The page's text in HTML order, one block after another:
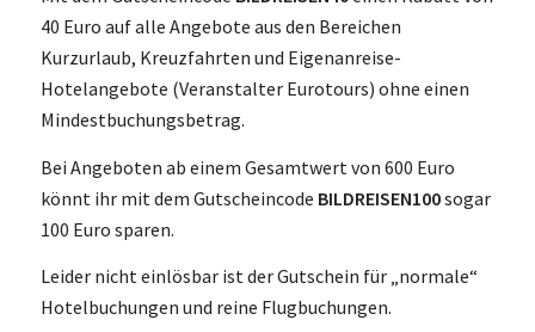
40 Euro auf alle Angebote aus den Bereichen
Kurzurlaub, Kreuzfahrten und Eigenanreise-
Hotelangebote (Veranstalter Eurotours) ohne einen
Mindestbuchungsbetrag.
Bei Angeboten ab einem Gesamtwert von 600 Euro
könnt ihr mit dem Gutscheincode BILDREISEN100sogar
100 Euro sparen.
Leider nicht einlösbar ist der Gutschein für „normale“
Hotelbuchungen und reine Flugbuchungen.